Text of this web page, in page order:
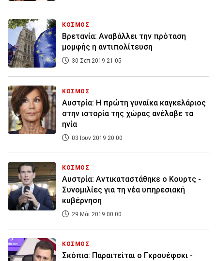
ΚΟΣΜΟΣ
Βρετανία: Αναβάλλει την πρόταση
μομφής η αντιπολίτευση
30 Σεπ 2019 21:05
ΚΟΣΜΟΣ
Αυστρία: Η πρώτη γυναίκα καγκελάριος
στην ιστορία της χώρας ανέλαβε τα
ηνία
03 Ιουν 2019 20:00
ΚΟΣΜΟΣ
Αυστρία: Αντικαταστάθηκε ο Κουρτς -
Συνομιλίες για τη νέα υπηρεσιακή
κυβέρνηση
29 Μάι 2019 00:00
ΚΟΣΜΟΣ
Σκόπια: Παραιτείται ο Γκρουέφσκι -